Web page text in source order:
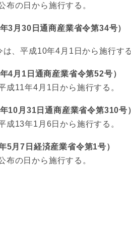
布の日から施行する。
3月30日通商産業省令第34号
、平成10年4月1日から施行する
4月1日通商産業省令第52号）
成11年4月1日から施行する。
10月31日通商産業省令第310号
成13年1月6日から施行する。
月7日経済産業省令第1号）
布の日から施行する。